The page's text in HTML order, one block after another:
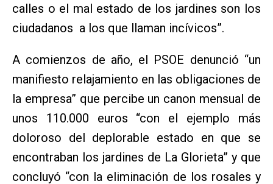
calles o el mal estado de los jardines son los
ciudadanos a los que llaman incívicos”.
A comienzos de año, el PSOE denunció “un
manifiesto relajamiento en las obligaciones de
la empresa” que percibe un canon mensual de
unos 110.000 euros “con el ejemplo más
doloroso del deplorable estado en que se
encontraban los jardines de La Glorieta” y que
concluyó “con la eliminación de los rosales y